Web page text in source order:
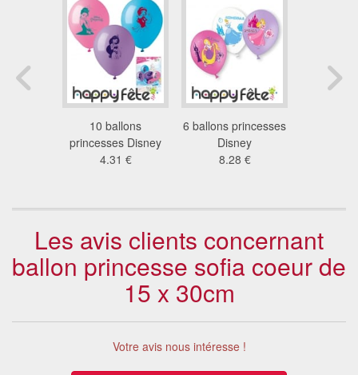
10 ballons
princesses Disney
4.31 €
6 ballons princesses
Disney
8.28 €
Les avis clients concernant
ballon princesse sofia coeur de
15 x 30cm
Votre avis nous intéresse !